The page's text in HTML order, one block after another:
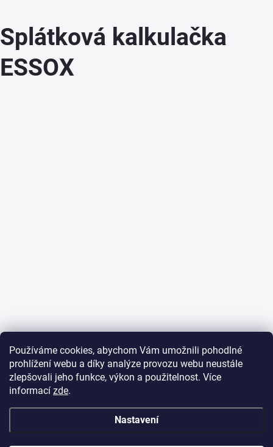
Používáme cookies, abychom Vám umožnili pohodlné
prohlížení webu a díky analýze provozu webu neustále
zlepšovali jeho funkce, výkon a použitelnost. Více
informací zde.
Nastavení
Splátková kalkulačka
ESSOX